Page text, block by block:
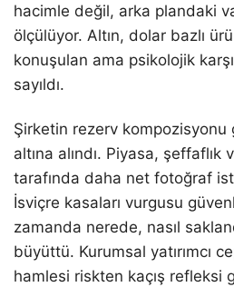
hacimle değil, arka plandaki
ölçülüyor. Altın, dolar bazlı
konuşulan ama psikolojik
sayıldı.
Şirketin rezerv
altına alındı. Piyasa, şeffaflık
tarafında daha net fotoğraf
İsviçre kasaları vurgusu
zamanda nerede, nasıl
büyüttü. Kurumsal yatırımcı
hamlesi riskten kaçış refleksi